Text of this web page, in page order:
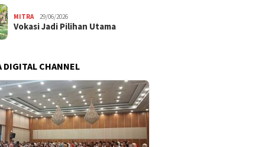
MITRA 29/06/2026
Vokasi Jadi Pilihan Utama
DIGITAL CHANNEL